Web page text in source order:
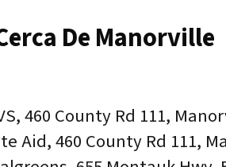
De Manorville
460 County Rd 111,
Aid, 460 County Rd 111,